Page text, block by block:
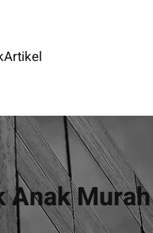
Artikel
Anak Murah